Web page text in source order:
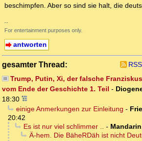
beschimpfen. Aber so sind sie halt, die
--
For entertainment purposes only.
antworten
gesamter Thread:
Trump, Putin, Xi, der falsche
vom Ende der Geschichte 1. Teil -
18:30
einige Anmerkungen zur Einleitung -
20:42
Es ist nur viel schlimmer .. - Mandarin
Ä-hem. Die BäheRDäh ist nicht